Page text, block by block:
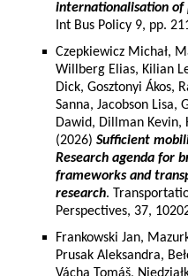
internationalisation of
Int Bus Policy 9, pp.
Czepkiewicz Michał,
Willberg Elias, Kilian
Dick, Gosztonyi Ákos,
Sanna, Jacobson Lisa,
Dawid, Dillman Kevin,
(2026) Sufficient
Research agenda for
frameworks and
research.
Perspectives, 37,
Frankowski Jan,
Prusak Aleksandra,